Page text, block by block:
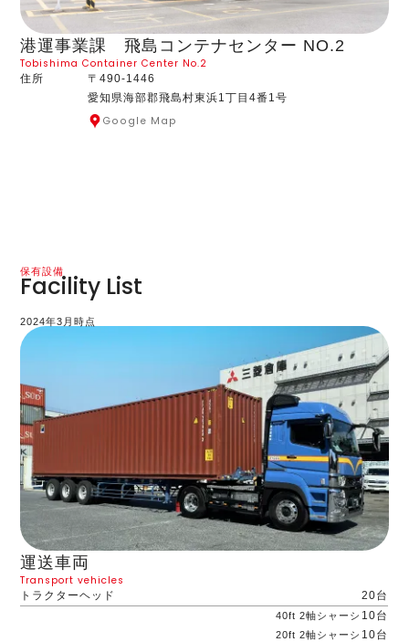
港運事業課 飛島コンテナセンター NO.2
Tobishima Container Center No.2
住所
〒490-1446
愛知県海部郡飛島村東浜1丁目4番1号
Google Map
保有設備
Facility List
2024年3月時点
運送車両
Transport vehicles
トラクターヘッド 20台
40ft 2軸シャーシ 10台
20ft 2軸シャーシ 10台